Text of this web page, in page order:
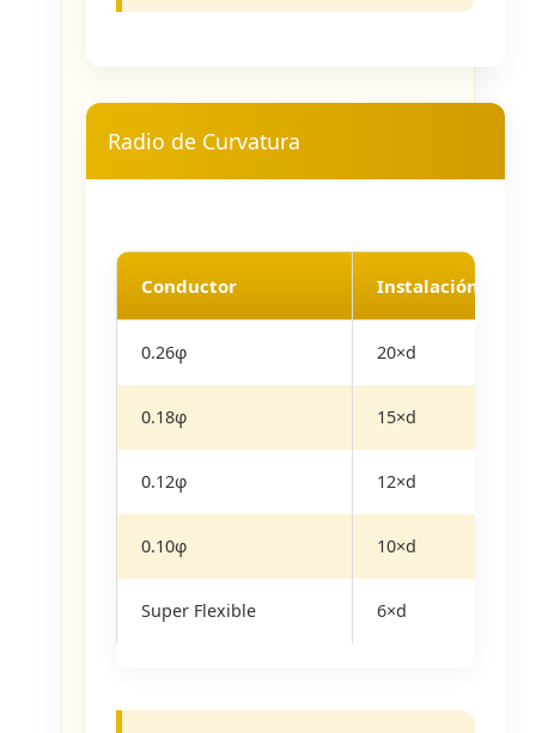
Radio de Curvatura
Conductor Instalación
0.26φ 20×d
0.18φ 15×d
0.12φ 12×d
0.10φ 10×d
Super Flexible 6×d